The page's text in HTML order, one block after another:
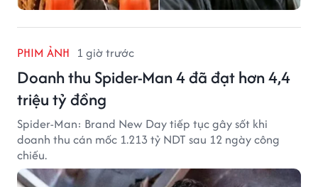
PHIM ẢNH 1 giờ trước
Doanh thu Spider-Man 4 đã đạt hơn 4,4
triệu tỷ đồng
Spider-Man: Brand New Day tiếp tục gây sốt khi
doanh thu cán mốc 1.213 tỷ NDT sau 12 ngày công
chiếu.